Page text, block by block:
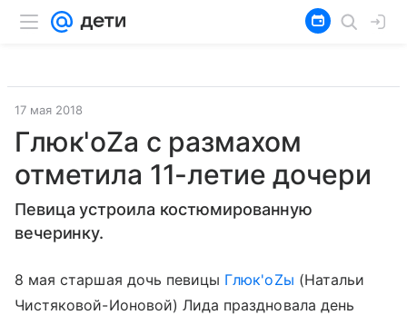
17 мая 2018
Глюк'оZа с размахом
отметила 11-летие дочери
Певица устроила костюмированную
вечеринку.
8 мая старшая дочь певицы Глюк'оZы (Натальи
Чистяковой-Ионовой) Лида праздновала день